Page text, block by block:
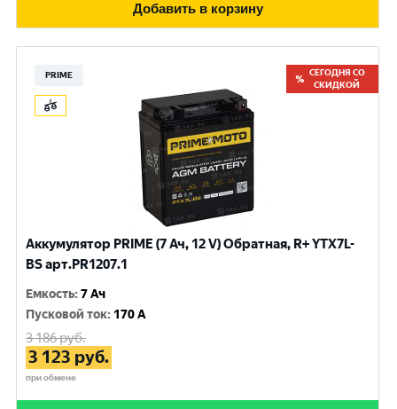
Добавить в корзину
PRIME
СЕГОДНЯ СО
СКИДКОЙ
Аккумулятор PRIME (7 Ач, 12 V) Обратная, R+ YTX7L-
BS арт.PR1207.1
Емкость:7 Ач
Пусковой ток: 170 A
3 186руб.
3 123 руб.
при обмене